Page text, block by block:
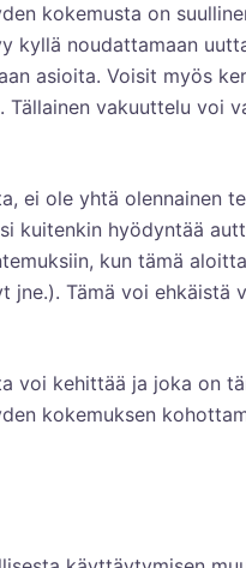
kokemusta on
kyllä noudattamaan
asioita. Voisit myös
vakuuttelu voi
ei ole yhtä olennainen
kuitenkin hyödyntää
kun tämä
jne.). Tämä voi ehkäistä
voi kehittää ja joka on
kokemuksen